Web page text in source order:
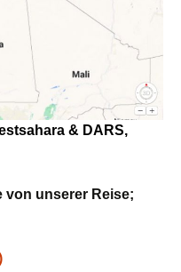
& DARS,
von unserer Reise;